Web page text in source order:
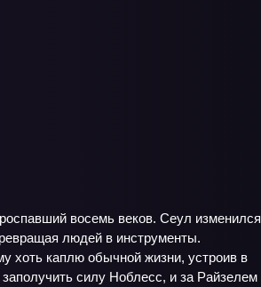
восемь веков. Сеул изменился
людей в инструменты.
хоть каплю обычной жизни, устроив в
силу Ноблесс, и за Райзелем